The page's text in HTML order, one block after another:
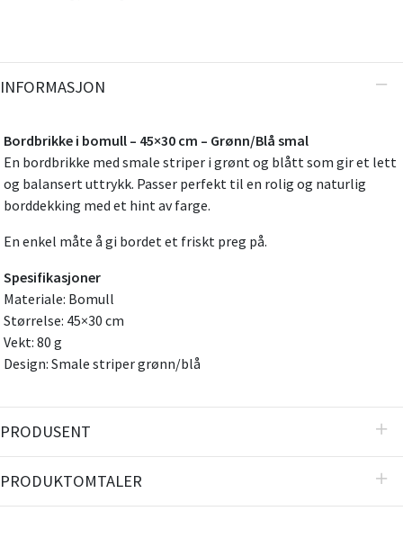
INFORMASJON
Bordbrikke i bomull – 45×30 cm – Grønn/Blå smal
En bordbrikke med smale striper i grønt og blått som gir et lett
og balansert uttrykk. Passer perfekt til en rolig og naturlig
borddekking med et hint av farge.
En enkel måte å gi bordet et friskt preg på.
Spesifikasjoner
Materiale: Bomull
Størrelse: 45×30 cm
Vekt: 80 g
Design: Smale striper grønn/blå
PRODUSENT
PRODUKTOMTALER